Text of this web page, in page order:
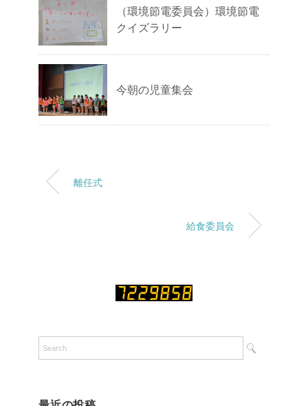
（環境節電委員会）環境節電
クイズラリー
今朝の児童集会
離任式
給食委員会